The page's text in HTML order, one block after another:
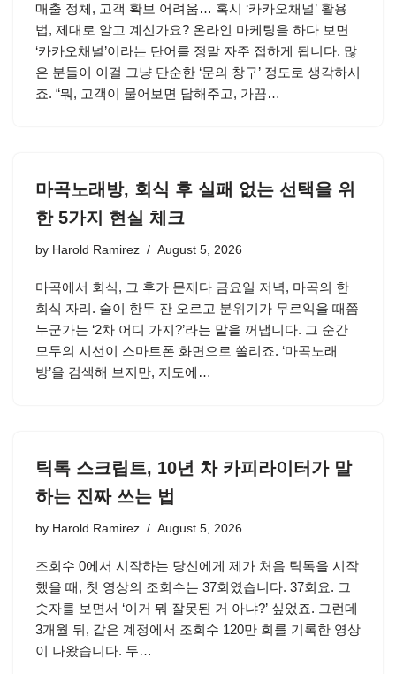
매출 정체, 고객 확보 어려움… 혹시 ‘카카오채널’ 활용
법, 제대로 알고 계신가요? 온라인 마케팅을 하다 보면
‘카카오채널’이라는 단어를 정말 자주 접하게 됩니다. 많
은 분들이 이걸 그냥 단순한 ‘문의 창구’ 정도로 생각하시
죠. “뭐, 고객이 물어보면 답해주고, 가끔…
마곡노래방, 회식 후 실패 없는 선택을 위
한 5가지 현실 체크
by Harold Ramirez August 5, 2026
마곡에서 회식, 그 후가 문제다 금요일 저녁, 마곡의 한
회식 자리. 술이 한두 잔 오르고 분위기가 무르익을 때쯤
누군가는 ‘2차 어디 가지?’라는 말을 꺼냅니다. 그 순간
모두의 시선이 스마트폰 화면으로 쏠리죠. ‘마곡노래
방’을 검색해 보지만, 지도에…
틱톡 스크립트, 10년 차 카피라이터가 말
하는 진짜 쓰는 법
by Harold Ramirez August 5, 2026
조회수 0에서 시작하는 당신에게 제가 처음 틱톡을 시작
했을 때, 첫 영상의 조회수는 37회였습니다. 37회요. 그
숫자를 보면서 ‘이거 뭐 잘못된 거 아냐?’ 싶었죠. 그런데
3개월 뒤, 같은 계정에서 조회수 120만 회를 기록한 영상
이 나왔습니다. 두…